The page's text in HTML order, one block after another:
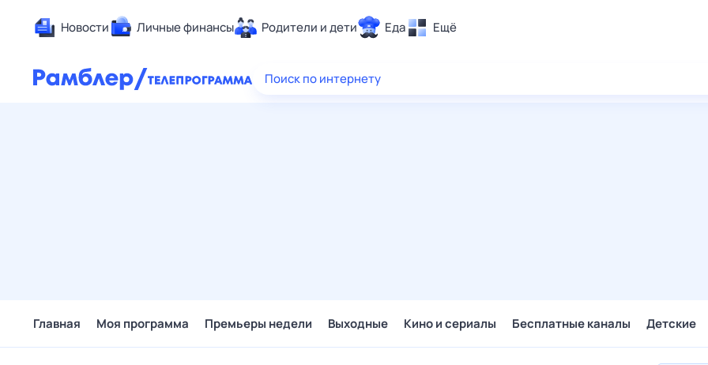
Новости Личные финансы Родители и дети Еда Ещё
Здоровье
Поиск по интернету
Главная Моя программа Премьеры недели Выходные Кино и сериалы Бесплатные каналы Детские